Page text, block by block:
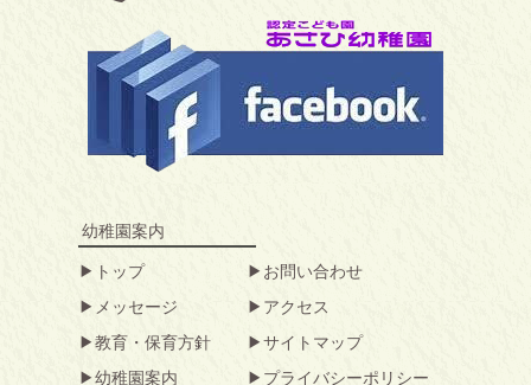
幼稚園案内
トップ
メッセージ
教育・保育方針
幼稚園案内
お問い合わせ
アクセス
サイトマップ
プライバシーポリシー